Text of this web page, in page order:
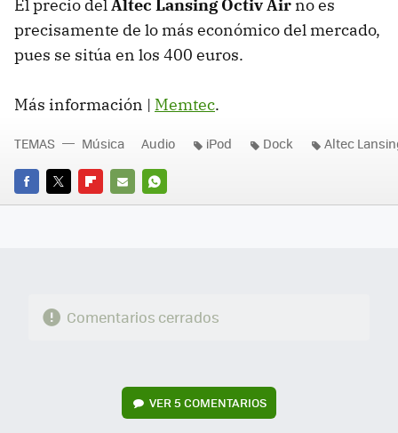
El precio delAltec Lansing Octiv Air no es
precisamente de lo más económico del mercado,
pues se sitúa en los 400 euros.
Más información | Memtec.
FACEBOOK
TWITTERFLIPBOARD
E-
WHATSAPP
TEMAS Música Audio iPod Dock Altec
Comentarios cerrados
VER 5 COMENTARIOS